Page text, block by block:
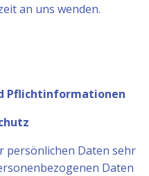
an uns wenden.
Pflichtinformationen
persönlichen Daten sehr
Daten